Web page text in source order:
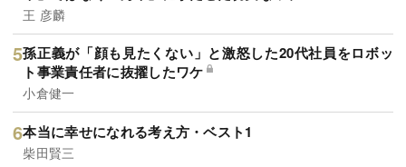
王 彦麟
孫正義が「顔も見たくない」と激怒した20代社員をロボッ
ト事業責任者に抜擢したワケ
小倉健一
本当に幸せになれる考え方・ベスト1
柴田賢三